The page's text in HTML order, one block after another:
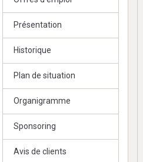
Présentation
Historique
Plan de situation
Organigramme
Sponsoring
Avis de clients